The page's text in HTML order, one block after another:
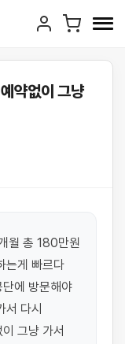
약없이 그냥
월 총 180만원
는게 빠르다
에 방문해야
다시
그냥 가서